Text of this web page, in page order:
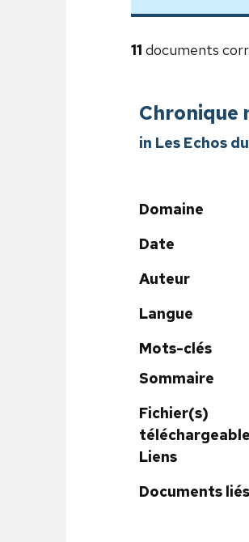
11 documents
Chronique
in Les Echos
Domaine
Date
Auteur
Langue
Mots-clés
Sommaire
Fichier(s)
Liens
Documents liés